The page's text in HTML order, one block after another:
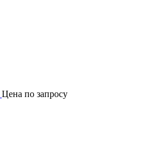
Цена по запросу